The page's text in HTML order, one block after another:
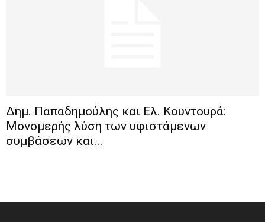
Δημ. Παπαδημούλης και Ελ. Κουντουρά:
Μονομερής λύση των υφιστάμενων
συμβάσεων και...